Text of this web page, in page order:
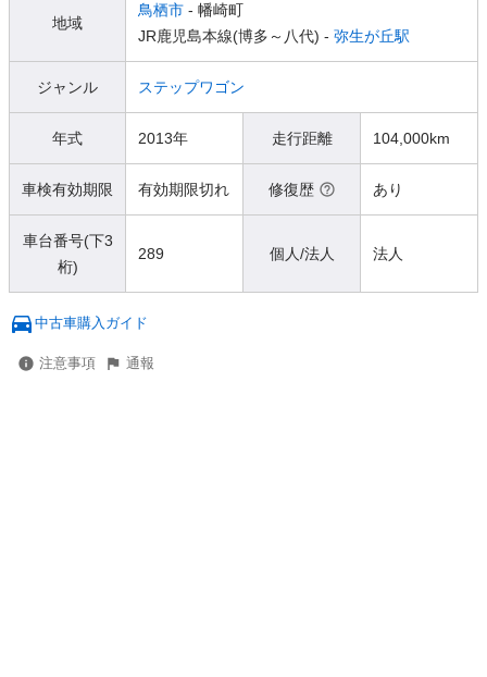
地域
鳥栖市 - 幡崎町
JR鹿児島本線(博多～八代) - 弥生が丘駅
ジャンル ステップワゴン
年式 2013年 走行距離 104,000km
車検有効期限 有効期限切れ 修復歴 あり
車台番号(下3
桁)
289 個人/法人 法人
中古車購入ガイド
注意事項 通報